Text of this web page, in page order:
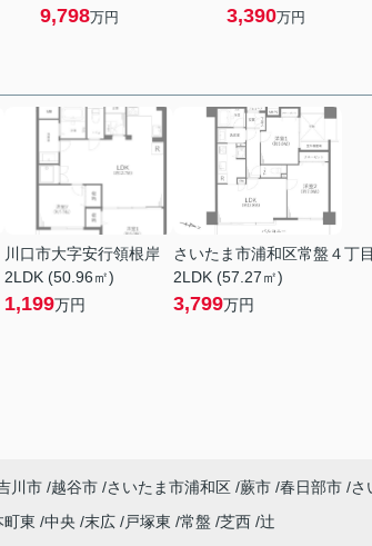
9,798万円 3,390万円
川口市大字安行領根岸
2LDK (50.96㎡)
1,199万円
さいたま市浦和区常盤４丁目
2LDK (57.27㎡)
3,799万円
川市 越谷市 さいたま市浦和区 蕨市 春日部市 さ
町東 中央 末広 戸塚東 常盤 芝西 辻